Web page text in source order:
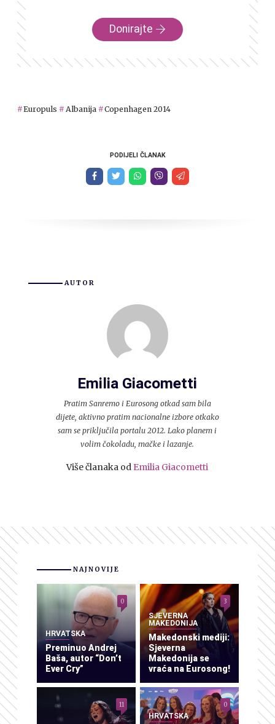
Donirajte
Europuls Albanija Copenhagen 2014
PODIJELI ČLANAK
AUTOR
Emilia Giacometti
Pratim Sanremo i Eurosong otkad sam bila
dijete, aktivno pratim nacionalne izbore otkako
sam se priključila portalu 2012. Lako planem i
volim čokoladu, mačke i lazanje.
Više članaka od Emilia Giacometti
NAJNOVIJE
HRVATSKA
Preminuo Andrej
Baša, autor “Don’t
Ever Cry”
0
SJEVERNA
MAKEDONIJA
Makedonski mediji:
Sjeverna
Makedonija se
vraća na Eurosong!
3
11
HRVATSKA
0